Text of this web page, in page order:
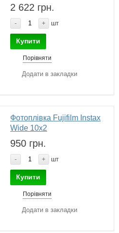
2 622 грн.
- + шт
Купити
Порівняти
Додати в закладки
Фотоплівка Fujifilm Instax
Wide 10x2
950 грн.
- + шт
Купити
Порівняти
Додати в закладки